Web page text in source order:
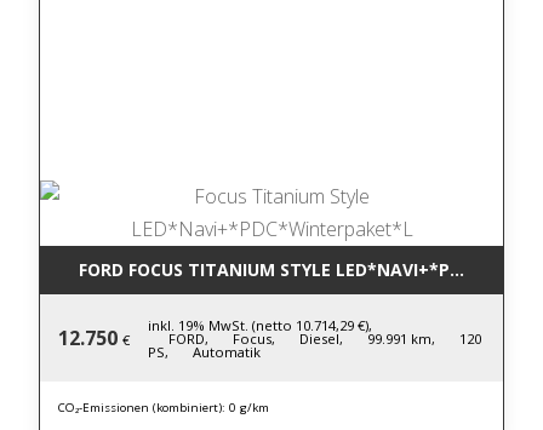
FORD FOCUS TITANIUM STYLE
12.750 €
inkl. 19% MwSt. (netto 10.714,29 €),
FORD, Focus, Diesel, 99.991 km, 120
PS, Automatik
CO₂-Emissionen (kombiniert): 0 g/km